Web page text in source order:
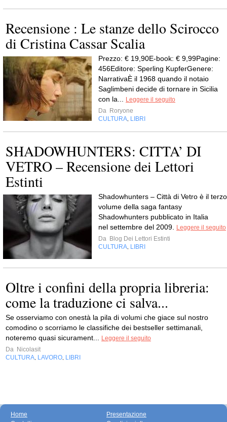
Recensione : Le stanze dello Scirocco
di Cristina Cassar Scalia
Prezzo: € 19,90E-book: € 9,99Pagine:
456Editore: Sperling KupferGenere:
NarrativaÈ il 1968 quando il notaio
Saglimbeni decide di tornare in Sicilia
con la...
Leggere il seguito
Da Roryone
CULTURA LIBRI
SHADOWHUNTERS: CITTA’ DI
VETRO – Recensione dei Lettori
Estinti
Shadowhunters – Città di Vetro è il terzo
volume della saga fantasy
Shadowhunters pubblicato in Italia
nel settembre del 2009.
Leggere il seguito
Da Blog Dei Lettori Estinti
CULTURA LIBRI
Oltre i confini della propria libreria:
come la traduzione ci salva...
Se osserviamo con onestà la pila di volumi che giace sul nostro
comodino o scorriamo le classifiche dei bestseller settimanali,
noteremo quasi sicurament...
Leggere il seguito
Da Nicolasit
CULTURA LAVORO LIBRI
Home
Presentazione